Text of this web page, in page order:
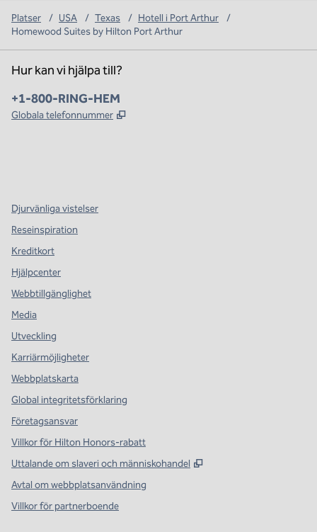
Platser / USA / Texas / Hotell i Port Arthur
/
Homewood Suites by Hilton Port Arthur
Hur kan vi hjälpa till?
Telefon:
+1-800-RING-HEM
Globala telefonnummer ,
Djurvänliga vistelser
Reseinspiration
Kreditkort
Hjälpcenter
Webbtillgänglighet
Media
Utveckling
Karriärmöjligheter
Webbplatskarta
Global integritetsförklaring
Företagsansvar
Villkor för Hilton Honors-rabatt
Uttalande om slaveri och människohandel
,
Avtal om webbplatsanvändning
Villkor för partnerboende